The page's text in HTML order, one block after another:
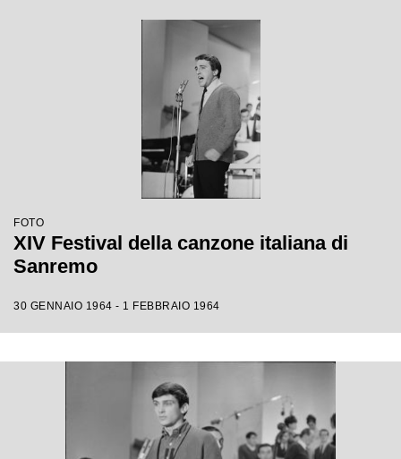
FOTO
XIV Festival della canzone italiana di
Sanremo
30 GENNAIO 1964 - 1 FEBBRAIO 1964